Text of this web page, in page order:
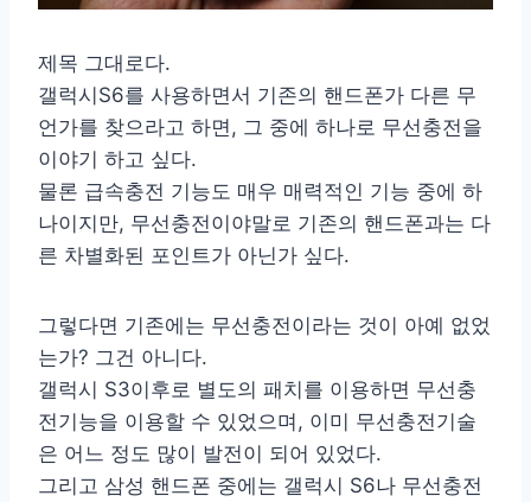
제목 그대로다.
갤럭시S6를 사용하면서 기존의 핸드폰가 다른 무
언가를 찾으라고 하면, 그 중에 하나로 무선충전을
이야기 하고 싶다.
물론 급속충전 기능도 매우 매력적인 기능 중에 하
나이지만, 무선충전이야말로 기존의 핸드폰과는 다
른 차별화된 포인트가 아닌가 싶다.
그렇다면 기존에는 무선충전이라는 것이 아예 없었
는가? 그건 아니다.
갤럭시 S3이후로 별도의 패치를 이용하면 무선충
전기능을 이용할 수 있었으며, 이미 무선충전기술
은 어느 정도 많이 발전이 되어 있었다.
그리고 삼성 핸드폰 중에는 갤럭시 S6나 무선충전